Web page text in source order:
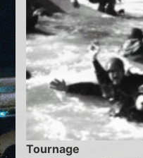
Tournage